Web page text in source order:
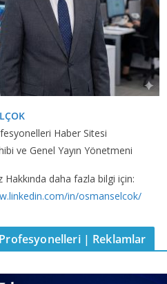
Haber Sitesi
ve Genel Yayın Yönetmeni
Hakkında daha fazla bilgi için:
in/osmanselcok/
| Reklamlar